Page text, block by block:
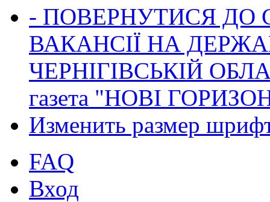
- ПОВЕРНУТИСЯ ДО
ВАКАНСІЇ НА
ЧЕРНІГІВСЬКІЙ
газета "НОВІ
Изменить размер
FAQ
Вход